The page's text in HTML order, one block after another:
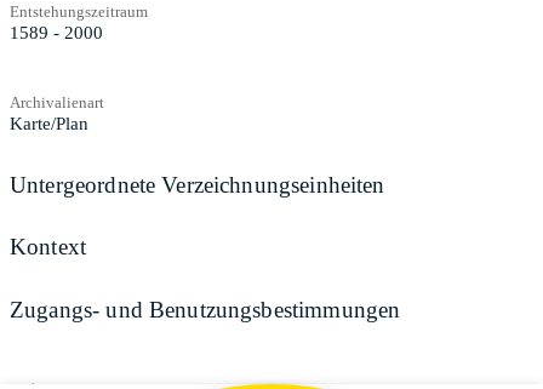
Entstehungszeitraum
1589 - 2000
Archivalienart
Karte/Plan
Untergeordnete Verzeichnungseinheiten
Kontext
Zugangs- und Benutzungsbestimmungen